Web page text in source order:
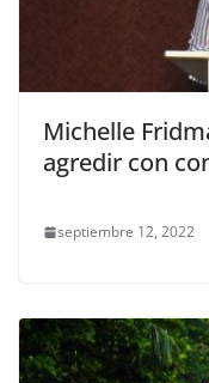
Michelle
agredir con
septiembre 12, 2022